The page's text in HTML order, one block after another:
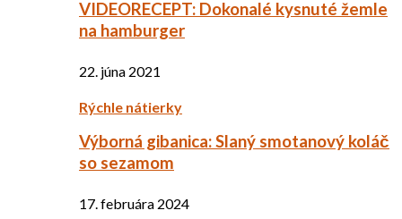
VIDEORECEPT: Dokonalé kysnuté žemle
na hamburger
22. júna 2021
Rýchle nátierky
Výborná gibanica: Slaný smotanový koláč
so sezamom
17. februára 2024